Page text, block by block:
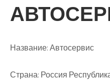
Название:Автосервис
Страна: Россия